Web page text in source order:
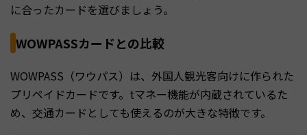
に合ったカードを選びましょう。
WOWPASSカードとの比較
WOWPASS（ワウパス）は、外国人観光客向けに作られた
プリペイドカードです。tマネー機能が内蔵されているた
め、交通カードとしても使えるのが大きな特徴です。